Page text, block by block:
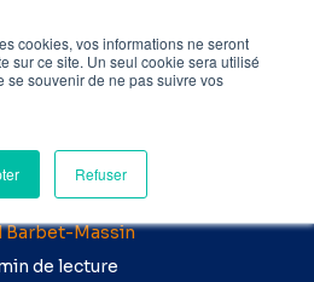
cookies, vos informations ne seront
sur ce site. Un seul cookie sera utilisé
se souvenir de ne pas suivre vos
Refuser
faire ?
: C'est
19 août 2024 par
Barbet-Massin
de lecture